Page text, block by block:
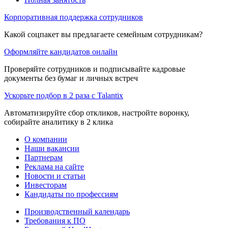
Корпоративная поддержка сотрудников
Какой соцпакет вы предлагаете семейным сотрудникам?
Оформляйте кандидатов онлайн
Проверяйте сотрудников и подписывайте кадровые
документы без бумаг и личных встреч
Ускорьте подбор в 2 раза с Talantix
Автоматизируйте сбор откликов, настройте воронку,
собирайте аналитику в 2 клика
О компании
Наши вакансии
Партнерам
Реклама на сайте
Новости и статьи
Инвесторам
Кандидаты по профессиям
Производственный календарь
Требования к ПО